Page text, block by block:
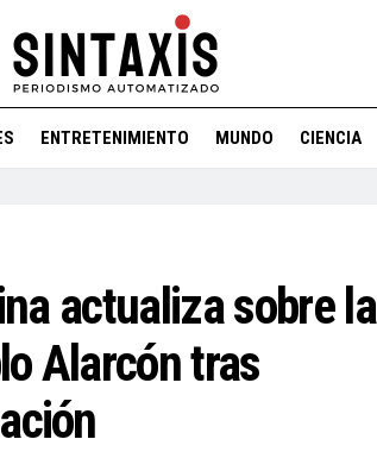
ENTRETENIMIENTO MUNDO CIENCIA
actualiza sobre la
Alarcón tras